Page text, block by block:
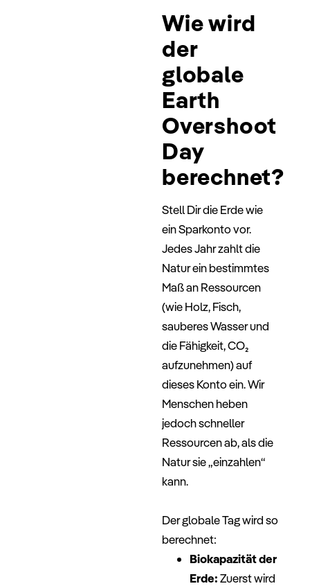
Wie wird
der
globale
Earth
Overshoot
Day
berechnet?
Stell Dir die Erde wie
ein Sparkonto vor.
Jedes Jahr zahlt die
Natur ein bestimmtes
Maß an Ressourcen
(wie Holz, Fisch,
sauberes Wasser und
die Fähigkeit, CO₂
aufzunehmen) auf
dieses Konto ein. Wir
Menschen heben
jedoch schneller
Ressourcen ab, als die
Natur sie „einzahlen“
kann.
Der globale Tag wird so
berechnet:
Biokapazität der
Erde:Zuerst wird